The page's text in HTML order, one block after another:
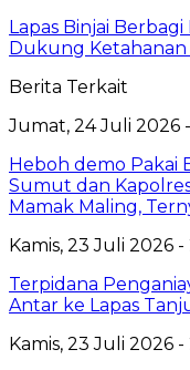
Lapas Binjai
Dukung Ketahanan
Berita Terkait
Jumat, 24 Juli 2026
Heboh demo Pakai
Sumut dan
Mamak Maling,
Kamis, 23 Juli 2026
Terpidana
Antar ke Lapas
Kamis, 23 Juli 2026